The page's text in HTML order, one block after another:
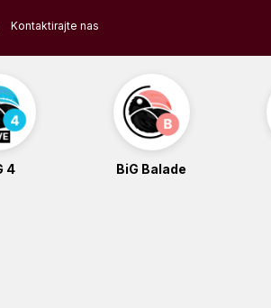
Kontaktirajte nas
4 BiG Balade